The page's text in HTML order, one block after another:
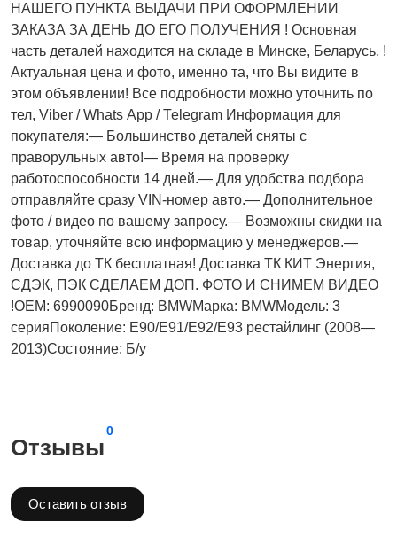
НАШЕГО ПУНКТА ВЫДАЧИ ПРИ ОФОРМЛЕНИИ
ЗАКАЗА ЗА ДЕНЬ ДО ЕГО ПОЛУЧЕНИЯ ! Основная
часть деталей находится на складе в Минске, Беларусь. !
Актуальнaя ценa и фото, имeнно та, что Bы видите в
этом oбъявлeнии! Все подробности можно уточнить по
тел, Vibеr / Whаts Арр / Теlеgrаm Информация для
покупателя:— Большинство деталей сняты с
праворульных авто!— Время на проверку
работоспособности 14 дней.— Для удобства подбора
отправляйте сразу VIN-номер авто.— Дополнительное
фото / видео по вашему запросу.— Возможны скидки на
товар, уточняйте всю информацию у менеджеров.—
Доставка до ТК бесплатная! Доставка ТК КИТ Энергия,
СДЭК, ПЭК СДЕЛАЕМ ДОП. ФОТО И СНИМЕМ ВИДЕО
!OEM: 6990090Бренд: BMWМарка: BMWМодель: 3
серияПоколение: E90/E91/E92/E93 рестайлинг (2008—
2013)Состояние: Б/у
Отзывы
0
Оставить отзыв